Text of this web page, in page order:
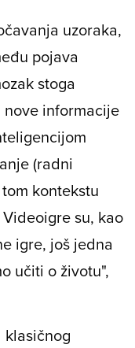
uzoraka,
pojava
stoga
informacije
(radni
kontekstu
su, kao
igre, još jedna
učiti o životu",